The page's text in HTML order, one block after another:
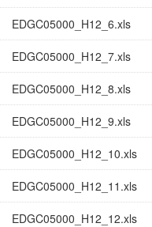
EDGC05000_H12_6.xls
EDGC05000_H12_7.xls
EDGC05000_H12_8.xls
EDGC05000_H12_9.xls
EDGC05000_H12_10.xls
EDGC05000_H12_11.xls
EDGC05000_H12_12.xls